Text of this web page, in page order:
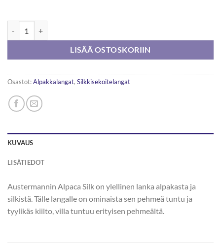
LISÄÄ OSTOSKORIIN
Osastot:Alpakkalangat, Silkkisekoitelangat
KUVAUS
LISÄTIEDOT
Austermannin Alpaca Silk on ylellinen lanka alpakasta ja
silkistä. Tälle langalle on ominaista sen pehmeä tuntu ja
tyylikäs kiilto, villa tuntuu erityisen pehmeältä.